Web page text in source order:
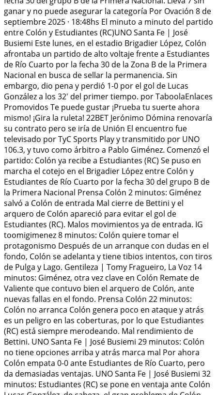
ganar y no puede asegurar la categoría Por Ovación 8 de
septiembre 2025 · 18:48hs El minuto a minuto del partido
entre Colón y Estudiantes (RC)UNO Santa Fe | José
Busiemi Este lunes, en el estadio Brigadier López, Colón
afrontaba un partido de alto voltaje frente a Estudiantes
de Río Cuarto por la fecha 30 de la Zona B de la Primera
Nacional en busca de sellar la permanencia. Sin
embargo, dio pena y perdió 1-0 por el gol de Lucas
González a los 32' del primer tiempo. por TaboolaEnlaces
Promovidos Te puede gustar ¡Prueba tu suerte ahora
mismo! ¡Gira la ruleta! 22BET Jerónimo Dómina renovaría
su contrato pero se iría de Unión El encuentro fue
televisado por TyC Sports Play y transmitido por UNO
106.3, y tuvo como árbitro a Pablo Giménez. Comenzó el
partido: Colón ya recibe a Estudiantes (RC) Se puso en
marcha el cotejo en el Brigadier López entre Colón y
Estudiantes de Río Cuarto por la fecha 30 del grupo B de
la Primera Nacional Prensa Colón 2 minutos: Giménez
salvó a Colón de entrada Mal cierre de Bettini y el
arquero de Colón apareció para evitar el gol de
Estudiantes (RC). Malos movimientos ya de entrada. IG
toomigimenez 8 minutos: Colón quiere tomar el
protagonismo Después de un arranque con dudas en el
fondo, Colón se adelanta y tiene tibios intentos, con tiros
de Pulga y Lago. Gentileza | Tomy Fragueiro, La Voz 14
minutos: Giménez, otra vez clave en Colón Remate de
Valiente que contuvo bien el arquero de Colón, ante
nuevas fallas en el fondo. Prensa Colón 22 minutos:
Colón no arranca Colón genera poco en ataque y atrás
es un peligro en las coberturas, por lo que Estudiantes
(RC) está siempre merodeando. Mal rendimiento de
Bettini. UNO Santa Fe | José Busiemi 29 minutos: Colón
no tiene opciones arriba y atrás marca mal Por ahora
Colón empata 0-0 ante Estudiantes de Río Cuarto, pero
da demasiadas ventajas. UNO Santa Fe | José Busiemi 32
minutos: Estudiantes (RC) se pone en ventaja ante Colón